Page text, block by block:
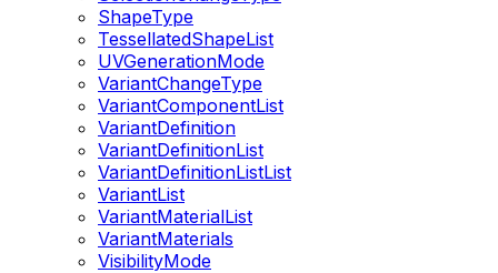
ShapeType
TessellatedShapeList
UVGenerationMode
VariantChangeType
VariantComponentList
VariantDefinition
VariantDefinitionList
VariantDefinitionListList
VariantList
VariantMaterialList
VariantMaterials
VisibilityMode